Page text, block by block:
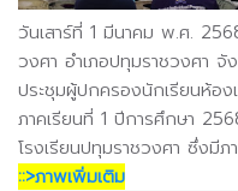
วันเสาร์ที่ 1 มีนาคม พ.ศ.
วงศา อำเภอปทุมราชวงศา จั
ประชุมผู้ปกครองนักเรียนห้อ
ภาคเรียนที่ 1 ปีการศึกษา
โรงเรียนปทุมราชวงศา ซึ่งมีภ
::>ภาพเพิ่มเติม